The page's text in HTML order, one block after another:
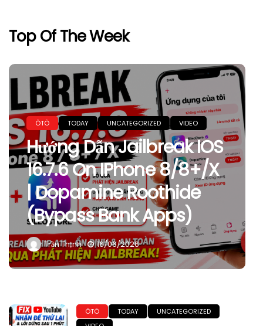
Top Of The Week
ÔTÔ TODAY UNCATEGORIZED VIDEO
Hướng Dẫn Jailbreak IOS
16.7.6 On IPhone 8/8+/X
| Dopamine Roothide
(Bypass Bank Apps)
Trần Thịnh 16/06/2026
ÔTÔ TODAY
UNCATEGORIZED